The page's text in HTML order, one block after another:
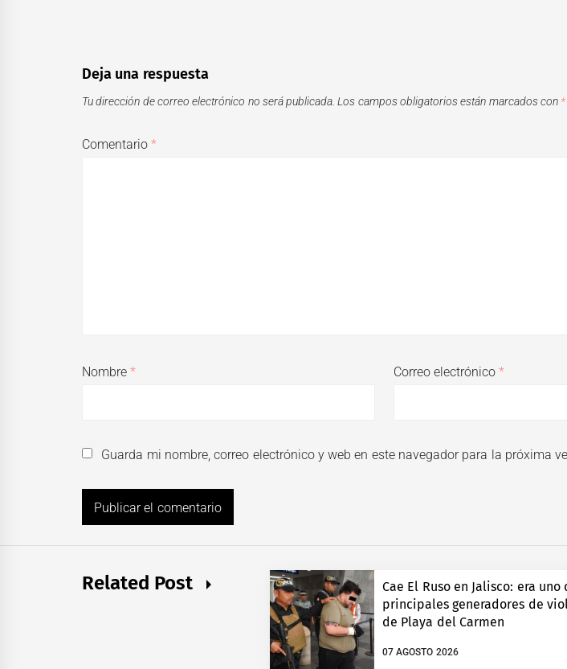
Deja una respuesta
Tu dirección de correo electrónico no será publicada. Los campos obligatorios están marcados con *
Comentario*
Nombre* Correo electrónico*
Guarda mi nombre, correo electrónico y web en este navegador para la próxima
Related Post
Cae El Ruso en Jalisco: era uno
principales generadores de
de Playa del Carmen
07 AGOSTO 2026